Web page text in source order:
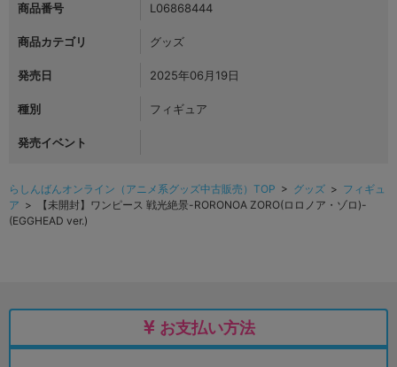
商品番号 L06868444
商品カテゴリ グッズ
発売日 2025年06月19日
種別 フィギュア
発売イベント
らしんばんオンライン（アニメ系グッズ中古販売）TOP > グッズ > フィギュ
ア > 【未開封】ワンピース 戦光絶景-RORONOA ZORO(ロロノア・ゾロ)-
(EGGHEAD ver.)
お支払い方法